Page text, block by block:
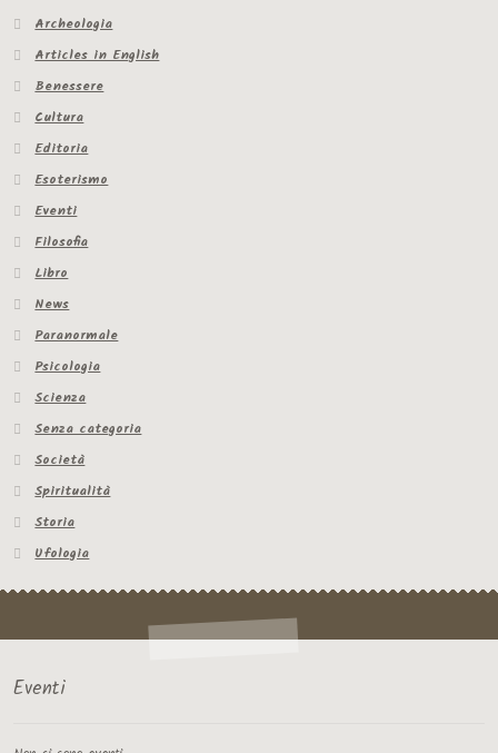
Archeologia
Articles in English
Benessere
Cultura
Editoria
Esoterismo
Eventi
Filosofia
Libro
News
Paranormale
Psicologia
Scienza
Senza categoria
Società
Spiritualità
Storia
Ufologia
Eventi